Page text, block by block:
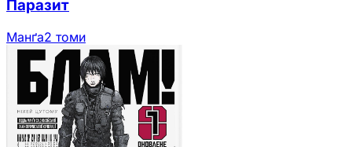
Паразит
Манґа2 томи